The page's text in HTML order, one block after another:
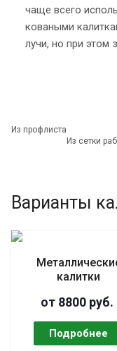
чаще всего
коваными
лучи, но при этом
Из профлиста
Из сетки
Варианты
калитки
от 8800 руб.